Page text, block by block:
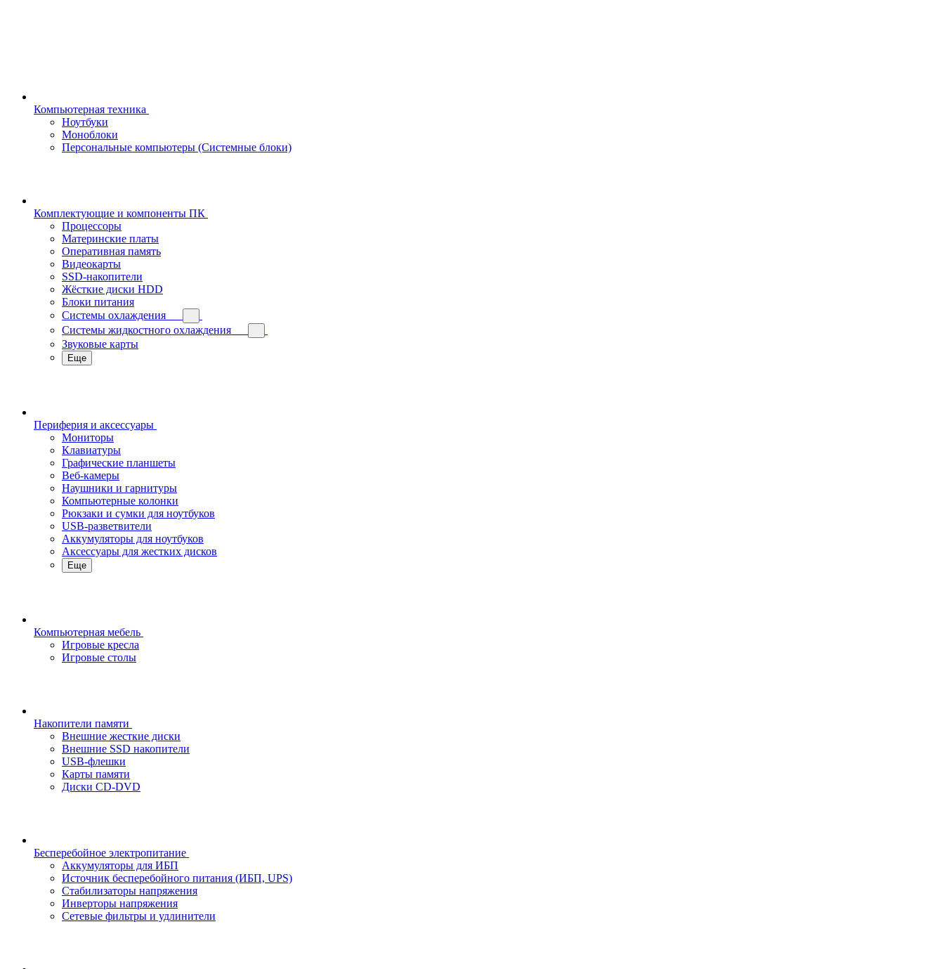
Компьютерная техника
Ноутбуки
Моноблоки
Персональные компьютеры (Системные блоки)
Комплектующие и компоненты ПК
Процессоры
Материнские платы
Оперативная память
Видеокарты
SSD-накопители
Жёсткие диски HDD
Блоки питания
Системы охлаждения
Системы жидкостного охлаждения
Звуковые карты
Еще
Периферия и аксессуары
Мониторы
Клавиатуры
Графические планшеты
Веб-камеры
Наушники и гарнитуры
Компьютерные колонки
Рюкзаки и сумки для ноутбуков
USB-разветвители
Аккумуляторы для ноутбуков
Аксессуары для жестких дисков
Еще
Компьютерная мебель
Игровые кресла
Игровые столы
Накопители памяти
Внешние жесткие диски
Внешние SSD накопители
USB-флешки
Карты памяти
Диски CD-DVD
Бесперебойное электропитание
Аккумуляторы для ИБП
Источник бесперебойного питания (ИБП, UPS)
Стабилизаторы напряжения
Инверторы напряжения
Сетевые фильтры и удлинители